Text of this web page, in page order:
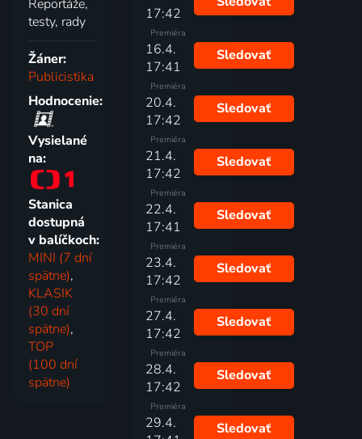
Reportáže,
testy, rady
Žáner:
Publicistika
Hodnocenie:
Vysielané
na:
Stanica
dostupná
v balíčkoch:
MINI (7 dní
spätne),
KLASIK
(30 dní
spätne),
TOP
(100 dní
spätne)
17:42
Premiéra
16.4.
17:41
Premiéra
Sledovať
20.4.
17:42
Premiéra
Sledovať
21.4.
17:42
Premiéra
Sledovať
22.4.
17:41
Premiéra
Sledovať
23.4.
17:42
Premiéra
Sledovať
27.4.
17:42
Premiéra
Sledovať
28.4.
17:42
Premiéra
Sledovať
29.4.
Sledovať